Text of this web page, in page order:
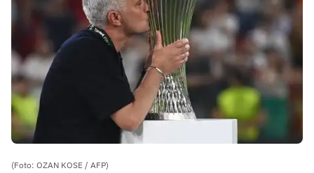
(Foto: OZAN KOSE / AFP)